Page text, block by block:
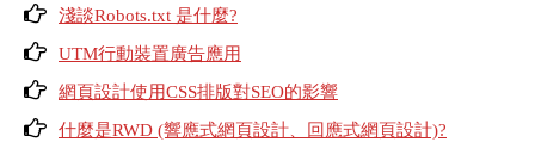
淺談Robots.txt 是什麼?
UTM行動裝置廣告應用
網頁設計使用CSS排版對SEO的影響
什麼是RWD (響應式網頁設計、回應式網頁設計)?